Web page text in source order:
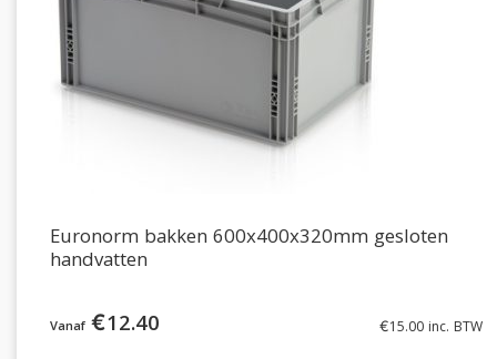
Euronorm bakken 600x400x320mm gesloten
handvatten
€12.40 €15.00 inc. BTW